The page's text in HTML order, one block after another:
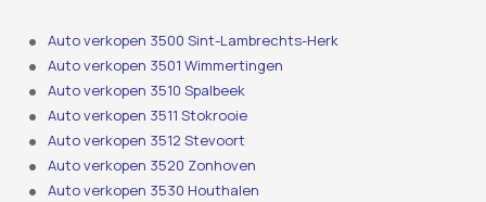
Auto verkopen 3500 Sint-Lambrechts-Herk
Auto verkopen 3501 Wimmertingen
Auto verkopen 3510 Spalbeek
Auto verkopen 3511 Stokrooie
Auto verkopen 3512 Stevoort
Auto verkopen 3520 Zonhoven
Auto verkopen 3530 Houthalen